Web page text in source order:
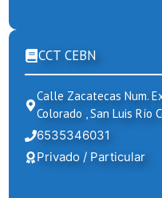
CCT CEBN
Calle Zacatecas Num.
Colorado , San Luis Río
6535346031
Privado / Particular